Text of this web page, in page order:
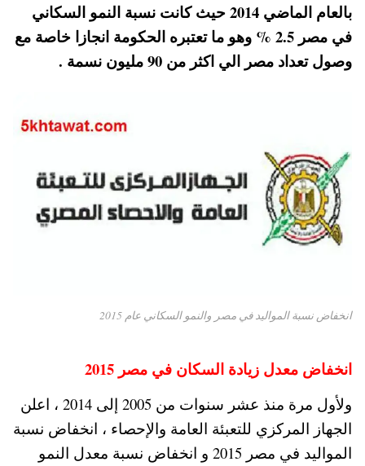
بالعام الماضي 2014 حيث كانت نسبة النمو السكاني
في مصر 2.5 % وهو ما تعتبره الحكومة انجازا خاصة مع
وصول تعداد مصر الي اكثر من 90 مليون نسمة .
انخفاض نسبة المواليد في مصر والنمو السكاني عام 2015
انخفاض معدل زيادة السكان في مصر 2015
ولأول مرة منذ عشر سنوات من 2005 إلى 2014 ، اعلن
الجهاز المركزي للتعبئة العامة والإحصاء ، انخفاض نسبة
المواليد في مصر 2015 و انخفاض نسبة معدل النمو